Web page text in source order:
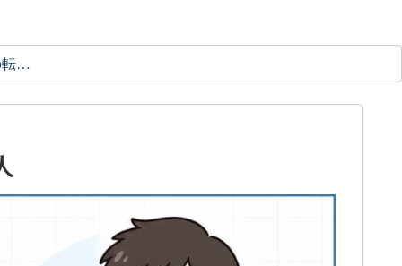
理学療法士の転職ガイド